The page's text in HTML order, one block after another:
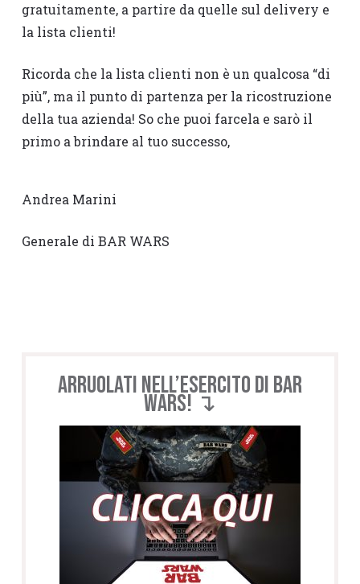
gratuitamente, a partire da quelle sul delivery e
la lista clienti!
Ricorda che la lista clienti non è un qualcosa “di
più”, ma il punto di partenza per la ricostruzione
della tua azienda! So che puoi farcela e sarò il
primo a brindare al tuo successo,
Andrea Marini
Generale di BAR WARS
Arruolati nell’esercito di BAR
WARS! ↴